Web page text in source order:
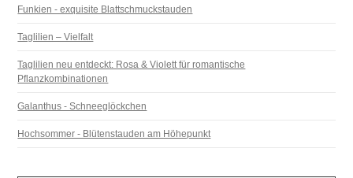
Funkien - exquisite Blattschmuckstauden
Taglilien – Vielfalt
Taglilien neu entdeckt: Rosa & Violett für romantische
Pflanzkombinationen
Galanthus - Schneeglöckchen
Hochsommer - Blütenstauden am Höhepunkt